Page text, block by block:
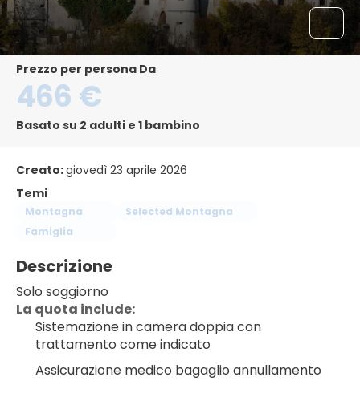
Prezzo per persona Da
466 €
Basato su 2 adulti e 1 bambino
Creato:giovedì 23 aprile 2026
Temi
Montagna
Selected Montagna
Famiglia
Descrizione
Solo soggiorno
﻿La quota include:
Sistemazione in camera doppia con
trattamento come indicato
Assicurazione medico bagaglio annullamento